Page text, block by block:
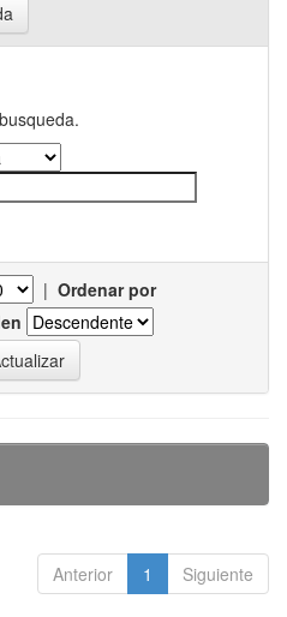
| Ordenar por
Anterior 1 Siguiente